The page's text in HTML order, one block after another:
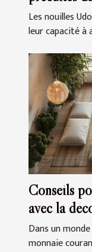
Les nouilles
leur capacité à
Conseils
avec la
Dans un
monnaie